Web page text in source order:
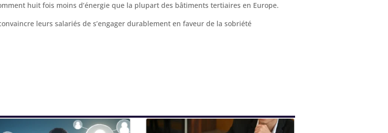
huit fois moins d’énergie que la plupart des bâtiments tertiaires en Europe.
leurs salariés de s’engager durablement en faveur de la sobriété